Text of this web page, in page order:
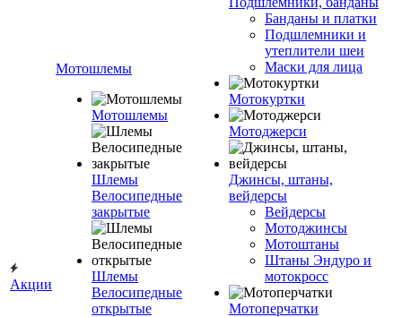
Акции
Мотошлемы
Мотошлемы
Шлемы
Велосипедные
закрытые
Шлемы
Велосипедные
открытые
Банданы и платки
Подшлемники и
утеплители шеи
Маски для лица
Мотокуртки
Мотоджерси
Джинсы, штаны,
вейдерсы
Вейдерсы
Мотоджинсы
Мотоштаны
Штаны Эндуро и
мотокросс
Мотоперчатки